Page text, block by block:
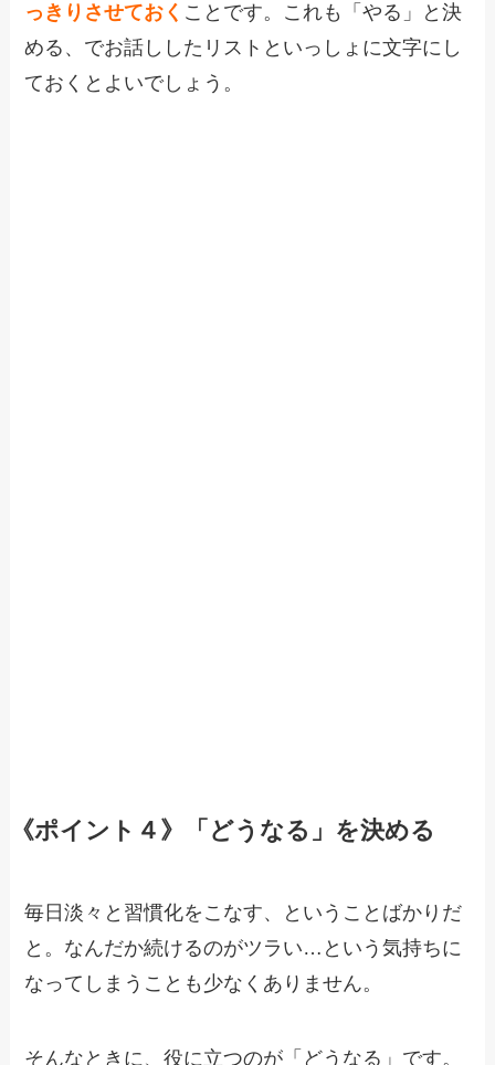
っきりさせておく ことです。これも「やる」と決
める、でお話ししたリストといっしょに文字にし
ておくとよいでしょう。
《ポイント４》「どうなる」を決める
毎日淡々と習慣化をこなす、ということばかりだ
と。なんだか続けるのがツラい…という気持ちに
なってしまうことも少なくありません。
そんなときに、役に立つのが「どうなる」です。